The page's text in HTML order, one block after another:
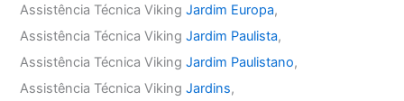
Assistência Técnica VikingJardim Europa,
Assistência Técnica VikingJardim Paulista,
Assistência Técnica VikingJardim Paulistano,
Assistência Técnica VikingJardins,